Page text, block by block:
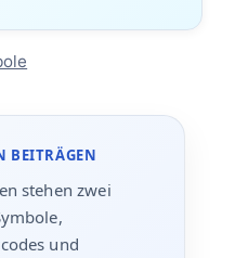
BEITRÄGEN
stehen zwei
und